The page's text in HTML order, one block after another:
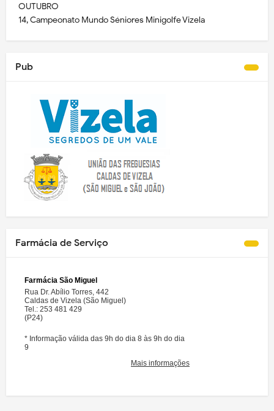
OUTUBRO
14, Campeonato Mundo Séniores Minigolfe Vizela
Pub
Farmácia de Serviço